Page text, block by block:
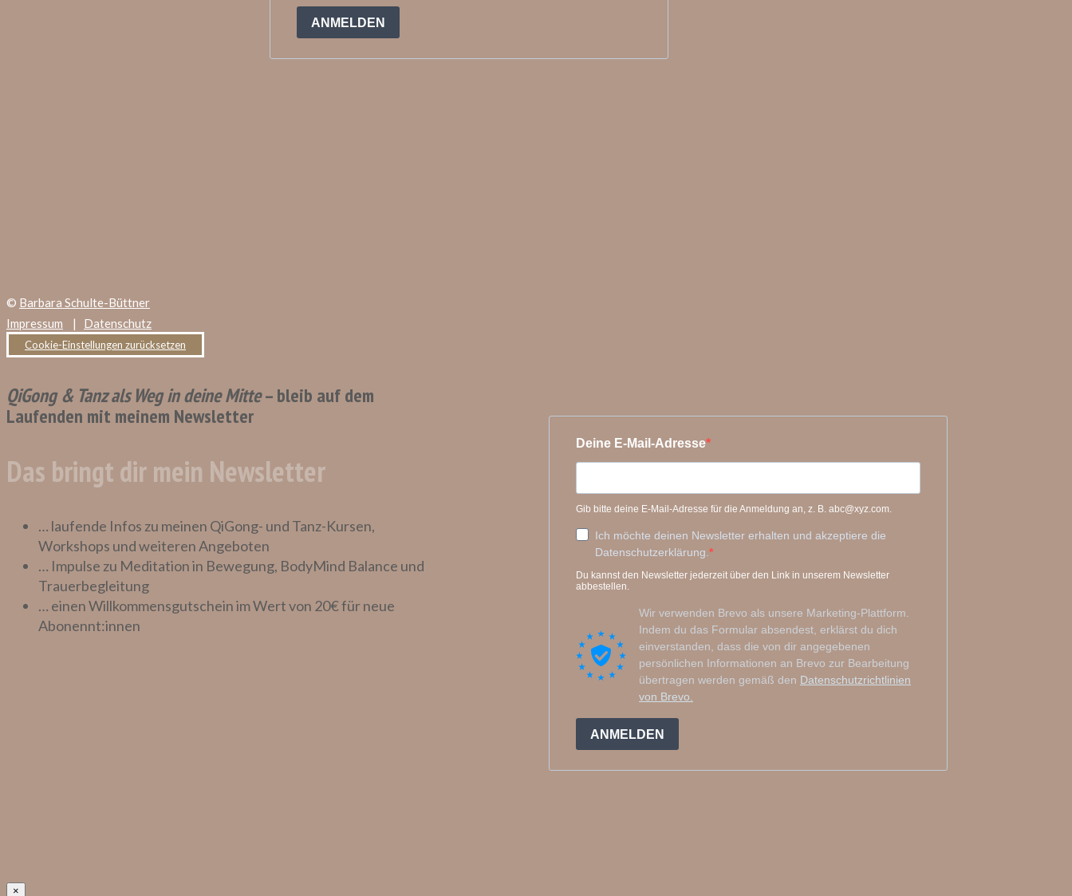
© Barbara Schulte-Büttner
Impressum | Datenschutz
Cookie-Einstellungen zurücksetzen
QiGong & Tanz als Weg in deine Mitte– bleib auf dem
Laufenden mit meinem Newsletter
Das bringt dir mein Newsletter
… laufende Infos zu meinen QiGong- und Tanz-Kursen,
Workshops und weiteren Angeboten
… Impulse zu Meditation in Bewegung, BodyMind Balance und
Trauerbegleitung
… einen Willkommensgutschein im Wert von 20€ für neue
Abonennt:innen
×